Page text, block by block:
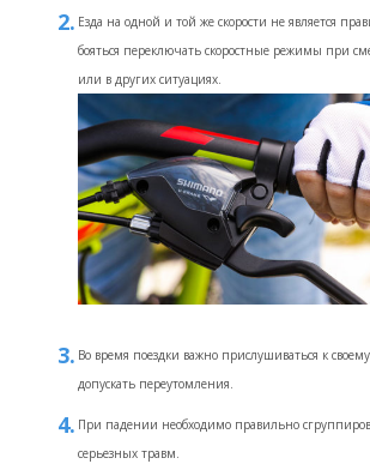
Езда на одной и той же скорости не является
бояться переключать скоростные режимы при
или в других ситуациях.
Во время поездки важно прислушиваться к
допускать переутомления.
При падении необходимо правильно
серьезных травм.